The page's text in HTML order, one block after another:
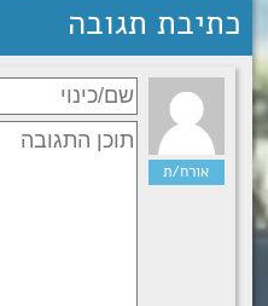
כתיבת תגובה